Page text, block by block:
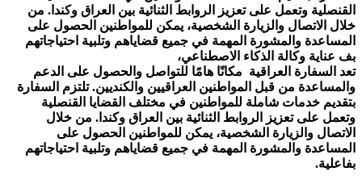
القنصلية وتعمل على تعزيز الروابط الثنائية بين العراق وكندا. من
خلال الاتصال والزيارة الشخصية، يمكن للمواطنين الحصول على
المساعدة والمشورة المهمة في جميع قضاياهم وتلبية احتياجاتهم
بف عناية وكالة الذكاء الاصطناعي،
تعد السفارة العراقية مكانًا هامًا للتواصل والحصول على الدعم
والمساعدة من قبل المواطنين العراقيين والكنديين. تلتزم السفارة
بتقديم خدمات شاملة للمواطنين في مختلف القضايا القنصلية
وتعمل على تعزيز الروابط الثنائية بين العراق وكندا. من خلال
الاتصال والزيارة الشخصية، يمكن للمواطنين الحصول على
المساعدة والمشورة المهمة في جميع قضاياهم وتلبية احتياجاتهم
بفاعلية.